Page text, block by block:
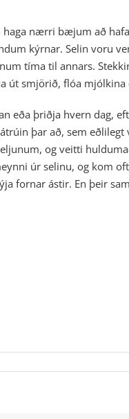
nærri bæjum að
kýrnar. Selin voru
tíma til annars.
út smjörið, flóa mjólkina
eða þriðja hvern dag,
þar að, sem
og veitti
úr selinu, og kom
fornar ástir. En þeir